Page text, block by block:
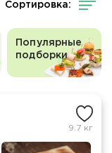
Сортировка:
Популярные
подборки
9.7 кг